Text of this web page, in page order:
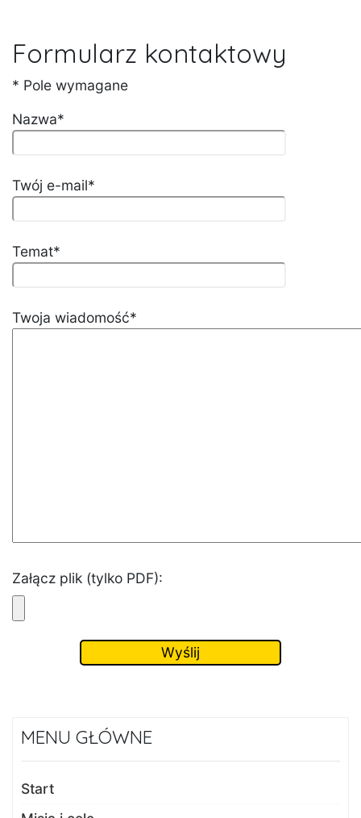
Formularz kontaktowy
* Pole wymagane
Nazwa*
Twój e-mail*
Temat*
Twoja wiadomość*
Załącz plik (tylko PDF):
MENU GŁÓWNE
Start